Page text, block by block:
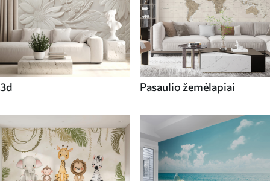
3d Pasaulio žemėlapiai